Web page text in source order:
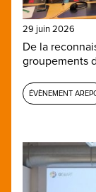
29 juin 2026
De la
groupements
ÉVÈNEMENT